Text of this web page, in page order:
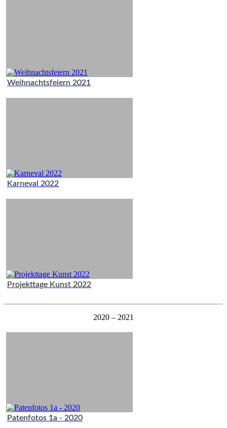
Weihnachtsfeiern 2021
Karneval 2022
Projekttage Kunst 2022
2020 – 2021
Patenfotos 1a - 2020